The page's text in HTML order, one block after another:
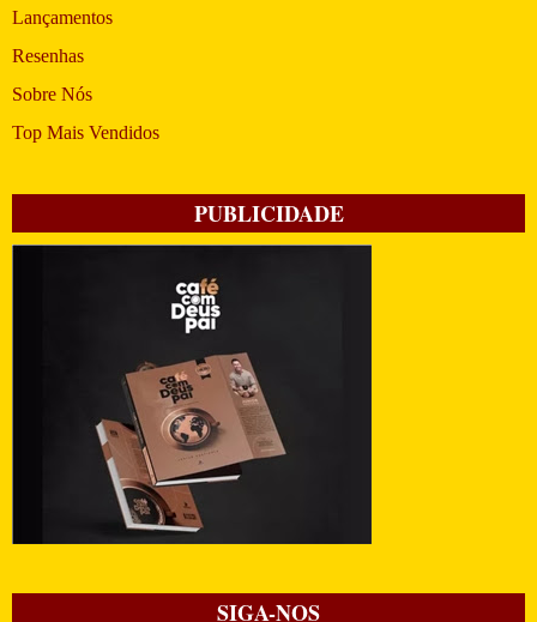
Lançamentos
Resenhas
Sobre Nós
Top Mais Vendidos
PUBLICIDADE
SIGA-NOS